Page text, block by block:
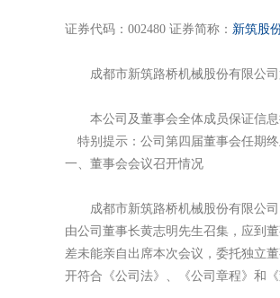
证券代码：002480 证券简称： 新筑股
成都市新筑路桥机械股份有限公司
本公司及董事会全体成员保证信息
特别提示：公司第四 届董事会任期终
一、董事会会议召开情况
成都市新筑路桥机械股份有限公司
由公司董事长黄志明先生召集，应到
差未能亲自出席本次会议，委托独立
开符合《公司法》、《公司章程》和